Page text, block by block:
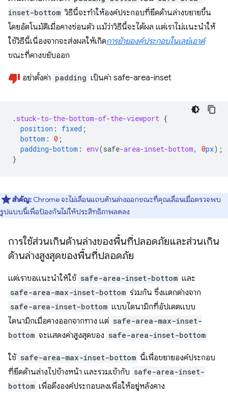
inset-bottom วิธีนี้จะทำให้องค์ประกอบที่ยึดด้านล่างขยายขึ้น
โดยอัตโนมัติเมื่อคางซ่อนตัว แม้ว่าวิธีนี้จะได้ผล แต่เราไม่แนะนำให้
ใช้วิธีนี้เนื่องจากจะส่งผลให้เกิดการย้ายองค์ประกอบในเลย์เอาต์
ขณะที่คางขยับออก
อย่าตั้งค่า padding เป็นค่า safe-area-inset
. stuck-to-the-bottom-of-the-viewport {
position : fixed ;
bottom : 0 ;
padding-bottom : env(safe-area-inset-bottom, 0px);
}
สำคัญ: Chrome จะไม่เลื่อนแถบด้านล่างออกขณะที่คุณเลื่อนเมื่อตรวจพบ
รูปแบบนี้เพื่อป้องกันไม่ให้ประสิทธิภาพลดลง
การใช้ส่วนเกินด้านล่างของพื้นที่ปลอดภัยและส่วนเกิน
ด้านล่างสูงสุดของพื้นที่ปลอดภัย
แต่เราขอแนะนำให้ใช้ safe-area-inset-bottom และ
safe-area-max-inset-bottom ร่วมกัน ซึ่งแตกต่างจาก
safe-area-inset-bottom แบบไดนามิกที่อัปเดตแบบ
ไดนามิกเมื่อคางออกจากทาง แต่ safe-area-max-inset-
bottom จะแสดงค่าสูงสุดของ safe-area-inset-bottom
ใช้ safe-area-max-inset-bottom นี้เพื่อขยายองค์ประกอบ
ที่ยึดด้านล่างไปข้างหน้า และรวมเข้ากับ safe-area-inset-
bottom เพื่อดึงองค์ประกอบลงเพื่อให้อยู่หลังคาง